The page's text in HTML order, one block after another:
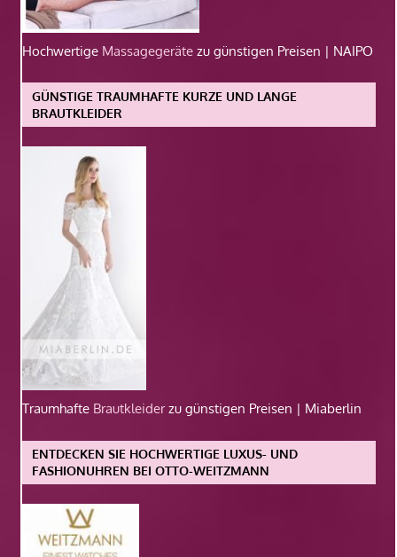
Hochwertige Massagegeräte zu günstigen Preisen | NAIPO
GÜNSTIGE TRAUMHAFTE KURZE UND LANGE
BRAUTKLEIDER
Traumhafte Brautkleiderzu günstigen Preisen | Miaberlin
ENTDECKEN SIE HOCHWERTIGE LUXUS- UND
FASHIONUHREN BEI OTTO-WEITZMANN